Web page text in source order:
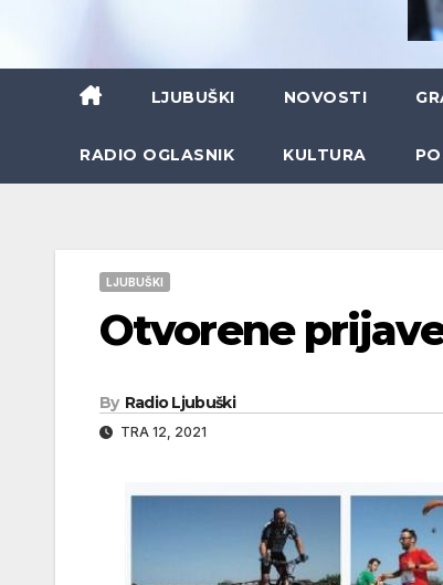
LJUBUŠKI NOVOSTI
RADIO OGLASNIK KULTURA
LJUBUŠKI
Otvorene
By Radio Ljubuški
TRA 12, 2021